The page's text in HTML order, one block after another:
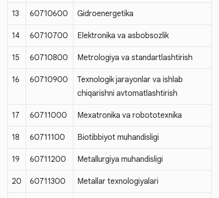
13 60710600 Gidroenergetika
14 60710700 Elektronika va asbobsozlik
15 60710800 Metrologiya va standartlashtirish
16 60710900
Texnologik jarayonlar va ishlab
chiqarishni avtomatlashtirish
17 60711000 Mexatronika va robototexnika
18 60711100 Biotibbiyot muhandisligi
19 60711200 Metallurgiya muhandisligi
20 60711300 Metallar texnologiyalari